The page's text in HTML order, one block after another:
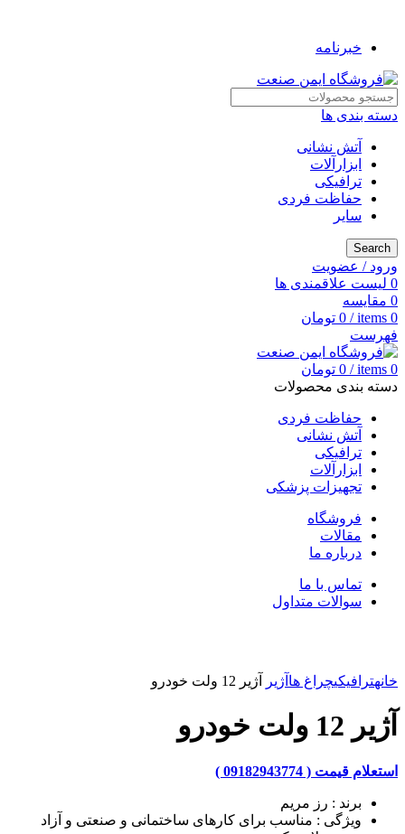
خبرنامه
دسته بندی ها
آتش نشانی
ابزارآلات
ترافیکی
حفاظت فردی
سایر
Search
ورود / عضویت
0 لیست علاقمندی ها
0 مقایسه
0
items
/
0 تومان
فهرست
0
items
/
0 تومان
دسته بندی محصولات
حفاظت فردی
آتش نشانی
ترافیکی
ابزارآلات
تجهیزات پزشکی
فروشگاه
مقالات
درباره ما
تماس با ما
سوالات متداول
خانهترافیکیچراغ ها آژیر آژیر 12 ولت خودرو
آژیر 12 ولت خودرو
استعلام قیمت ( 09182943774 )
برند : رز مریم
ویژگی : مناسب برای کارهای ساختمانی و صنعتی و آزاد